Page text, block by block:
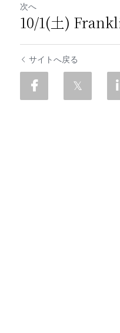
次へ
10/1(土)
サイトへ戻る